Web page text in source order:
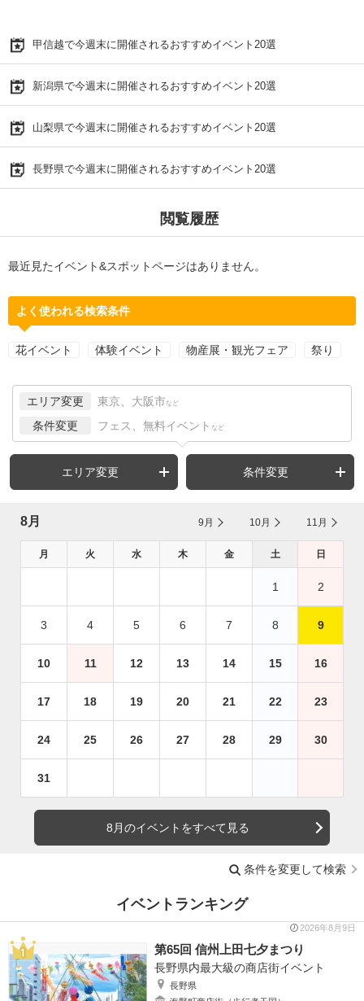
甲信越で今週末に開催されるおすすめイベント20選
新潟県で今週末に開催されるおすすめイベント20選
山梨県で今週末に開催されるおすすめイベント20選
長野県で今週末に開催されるおすすめイベント20選
閲覧履歴
最近見たイベント&スポットページはありません。
よく使われる検索条件
花イベント 体験イベント 物産展・観光フェア 祭り
エリア変更 東京、大阪市 など
条件変更 フェス、無料イベント など
エリア変更 条件変更
8月 9月 10月 11月
月 火 水 木 金 土 日
1 2
3 4 5 6 7 8 9
10 11 12 13 14 15 16
17 18 19 20 21 22 23
24 25 26 27 28 29 30
31
8月のイベントをすべて見る
条件を変更して検索
イベントランキング
2026年8月9日
第65回 信州上田七夕まつり
長野県内最大級の商店街イベント
長野県